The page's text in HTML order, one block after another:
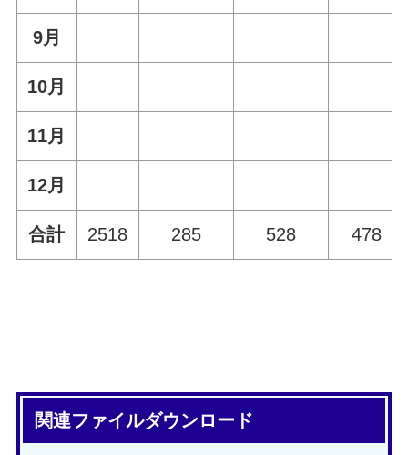
9月
10月
11月
12月
合計 2518 285 528 478
関連ファイルダウンロード